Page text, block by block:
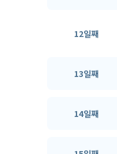
12일째
13일째
14일째